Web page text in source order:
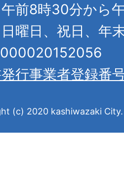
前8時30分から
日曜日、祝日、年
行事業者登録番
(c) 2020 kashiwazaki